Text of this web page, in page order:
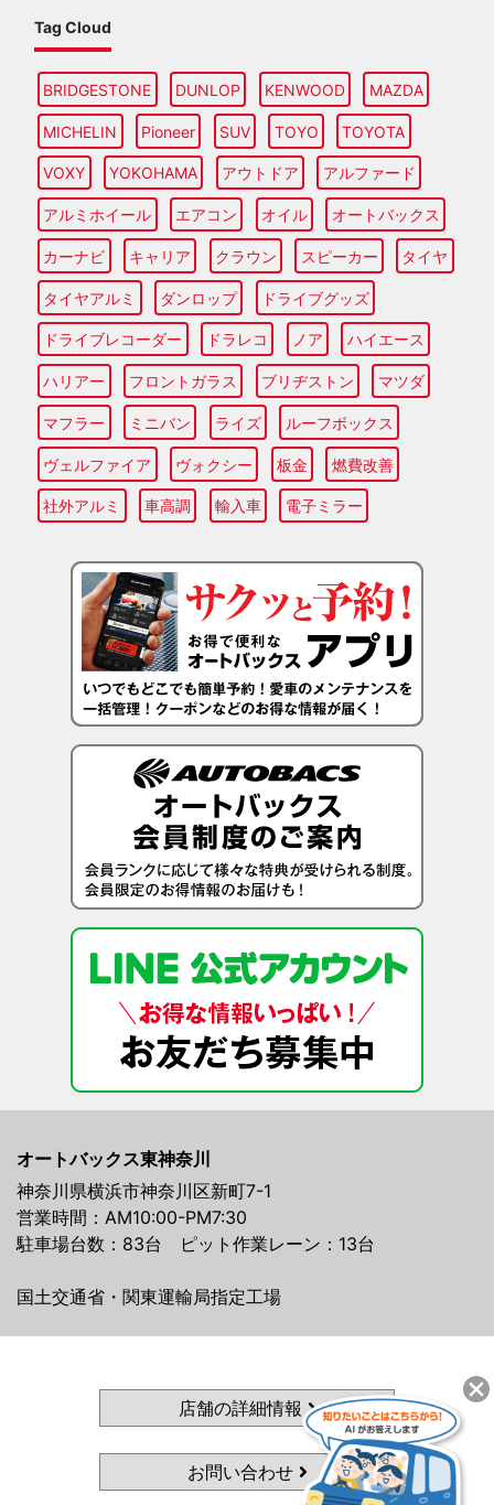
Tag Cloud
BRIDGESTONE DUNLOP KENWOOD MAZDA
MICHELIN Pioneer SUV TOYO TOYOTA
VOXY YOKOHAMA アウトドア アルファード
アルミホイール エアコン オイル オートバックス
カーナビ キャリア クラウン スピーカー タイヤ
タイヤアルミ ダンロップ ドライブグッズ
ドライブレコーダー ドラレコ ノア ハイエース
ハリアー フロントガラス ブリヂストン マツダ
マフラー ミニバン ライズ ルーフボックス
ヴェルファイア ヴォクシー 板金 燃費改善
社外アルミ 車高調 輸入車 電子ミラー
オートバックス東神奈川
神奈川県横浜市神奈川区新町7-1
営業時間：AM10:00-PM7:30
駐車場台数：83台 ピット作業レーン：13台
国土交通省・関東運輸局指定工場
店舗の詳細情報
お問い合わせ